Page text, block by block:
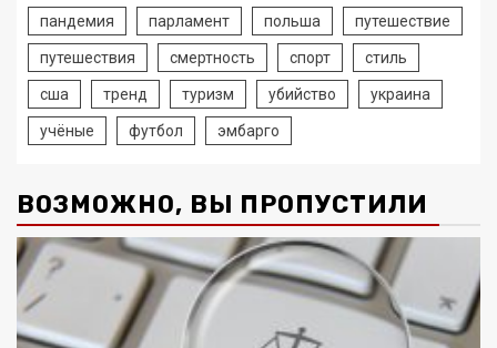
пандемия парламент польша путешествие
путешествия смертность спорт стиль
сша тренд туризм убийство украина
учёные футбол эмбарго
ВОЗМОЖНО, ВЫ ПРОПУСТИЛИ